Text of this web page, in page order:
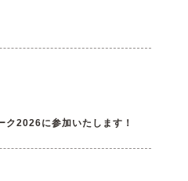
ク2026に参加いたします！